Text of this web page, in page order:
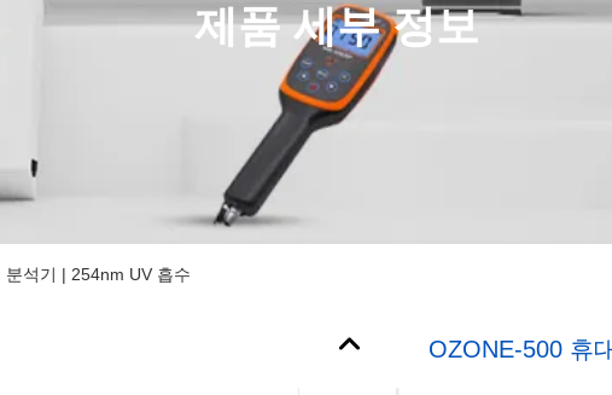
제품 세부 정보
석기 | 254nm UV 흡수
OZONE-500 휴